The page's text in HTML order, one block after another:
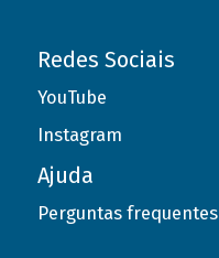
Redes Sociais
YouTube
Instagram
Ajuda
Perguntas frequentes